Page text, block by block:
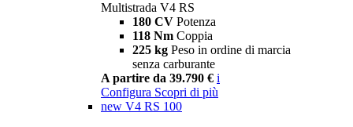
Multistrada V4 RS
180 CV Potenza
118 Nm Coppia
225 kg Peso in ordine di marcia
senza carburante
A partire da 39.790 € i
Configura Scopri di più
new V4 RS 100